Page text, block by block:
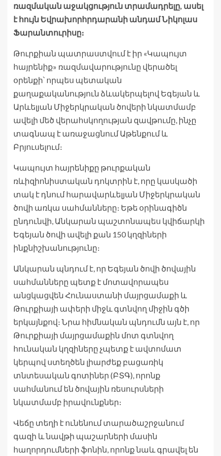
ռազմական աջակցություն տրամադրելը, ասել
է հույն Եվրախորհրդարանի անդամ Նիկոլաս
Ֆարանտուրիսը։
Թուրքիան պատրաստվում է իր «Կապույտ
հայրենիք» ռազմավարությունը վերածել
օրենքի՝ որպես պետական ​​
քաղաքականություն ձևակերպելով Եգեյան և
Արևելյան Միջերկրական ծովերի նկատմամբ
ավելի մեծ վերահսկողության զավթումը, ինչը
տագնապ է առաջացնում Աթենքում և
Բրյուսելում։
Կապույտ հայրենիքը թուրքական
ռևիզիոնիստական ​​դոկտրին է, որը կասկածի
տակ է դնում հարավարևելյան Միջերկրական
ծովի առկա սահմանները։ Եթե օրինագիծն
ընդունվի, Անկարան պաշտոնապես կվիճարկի
Եգեյան ծովի ավելի քան 150 կղզիների
ինքնիշխանությունը։
Անկարան պնդում է, որ Եգեյան ծովի ծովային
սահմանները պետք է մոտավորապես
անցկացվեն Հունաստանի մայրցամաքի և
Թուրքիայի ափերի միջև գտնվող միջին գծի
երկայնքով։ Նրա հիմնական պնդումն այն է, որ
Թուրքիայի մայրցամաքին մոտ գտնվող
հունական կղզիները չպետք է ավտոմատ
կերպով ստեղծեն լիարժեք բացառիկ
տնտեսական գոտիներ (ԲՏԳ), որոնք
սահմանում են ծովային ռեսուրսների
նկատմամբ իրավունքներ։
Վեճը տեղի է ունենում տարածաշրջանում
գազի և նավթի պաշարների մասին
հաղորդումների ֆոնին, որոնք նաև գրավել են